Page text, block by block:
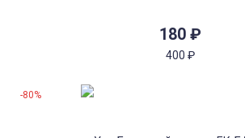
180 ₽
400 ₽
-80%